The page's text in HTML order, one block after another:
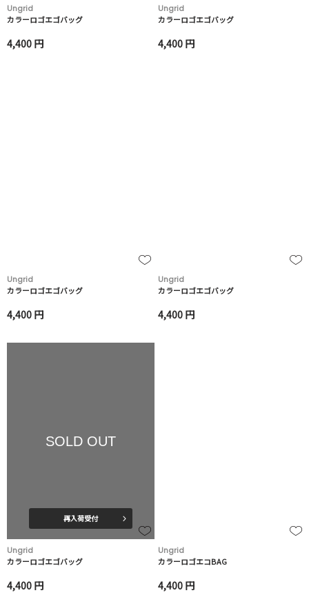
Ungrid
カラーロゴエゴバッグ
4,400 円
Ungrid
カラーロゴエゴバッグ
4,400 円
Ungrid
カラーロゴエゴバッグ
4,400 円
Ungrid
カラーロゴエゴバッグ
4,400 円
SOLD OUT
再入荷受付
Ungrid
カラーロゴエゴバッグ
4,400 円
Ungrid
カラーロゴエコBAG
4,400 円